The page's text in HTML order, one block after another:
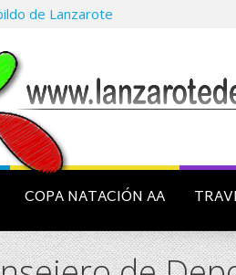
de Lanzarote
COPA NATACIÓN AA